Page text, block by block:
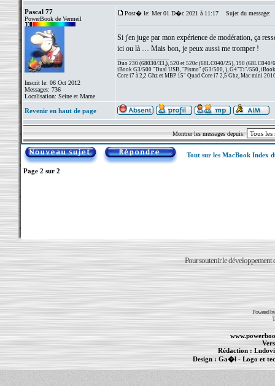
Pascal 77
PowerBook de Vermeil
Inscrit le: 06 Oct 2012
Messages: 736
Localisation: Seine et Marne
Post� le: Mer 01 D�c 2021 à 11:17 Sujet du message:
Si j'en juge par mon expérience de modération, ça
ici ou là … Mais bon, je peux aussi me tromper !
Duo 230 (68030/33,), 520 et 520c (68LC040/25), 190 (68LC040/
iBook G3/500 "Dual USB, "Pismo" (G3/500, ), G4"Ti"/550,
Core i7 à 2,2 Ghz et MBP 15" Quad Core i7 2,5 Ghz, Mac mini
Revenir en haut de page
Montrer les messages depuis:
Tout sur les MacBook Index
Page 2 sur 2
Pour soutenir le développement
Powered
Rédaction :
Design : Ga�l- Logo et
Informations : PowerBook -